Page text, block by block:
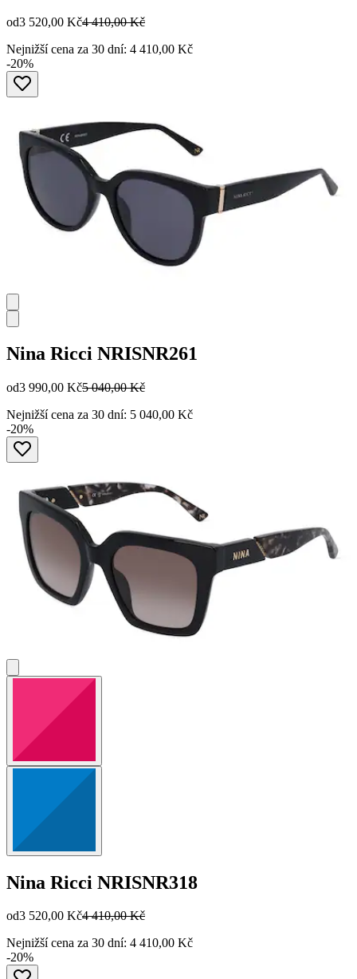
od3 520,00 Kč4 410,00 Kč
Nejnižší cena za 30 dní: 4 410,00 Kč
-20%
Nina Ricci NRISNR261
od3 990,00 Kč5 040,00 Kč
Nejnižší cena za 30 dní: 5 040,00 Kč
-20%
Nina Ricci NRISNR318
od3 520,00 Kč4 410,00 Kč
Nejnižší cena za 30 dní: 4 410,00 Kč
-20%